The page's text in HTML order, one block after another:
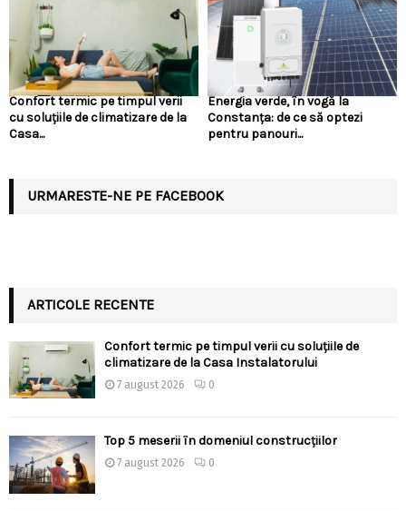
Confort termic pe timpul verii
cu soluțiile de climatizare de la
Casa...
Energia verde, în vogă la
Constanța: de ce să optezi
pentru panouri...
URMARESTE-NE PE FACEBOOK
ARTICOLE RECENTE
Confort termic pe timpul verii cu soluțiile de
climatizare de la Casa Instalatorului
7 august 2026 0
Top 5 meserii în domeniul construcțiilor
7 august 2026 0